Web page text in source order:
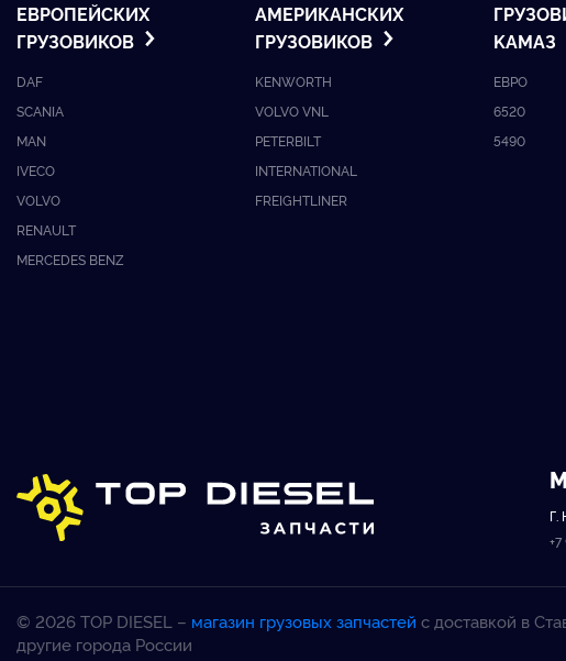
ЕВРОПЕЙСКИХ
ГРУЗОВИКОВ
DAF
SCANIA
MAN
IVECO
VOLVO
RENAULT
MERCEDES BENZ
АМЕРИКАНСКИХ
ГРУЗОВИКОВ
KENWORTH
VOLVO VNL
PETERBILT
INTERNATIONAL
FREIGHTLINER
KАМАЗ
ЕВРО
6520
5490
© 2026 TOP DIESEL – магазин грузовых запчастей с доставкой в
другие города России